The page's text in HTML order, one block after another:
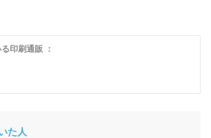
印刷通販 ：
た人